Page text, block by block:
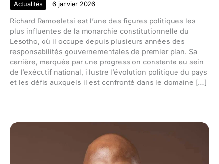
Actualités 6 janvier 2026
Richard Ramoeletsi est l’une des figures politiques les
plus influentes de la monarchie constitutionnelle du
Lesotho, où il occupe depuis plusieurs années des
responsabilités gouvernementales de premier plan. Sa
carrière, marquée par une progression constante au sein
de l’exécutif national, illustre l’évolution politique du pays
et les défis auxquels il est confronté dans le domaine […]